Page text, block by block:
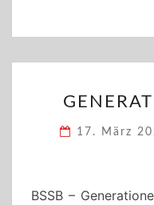
17. März
BSSB –